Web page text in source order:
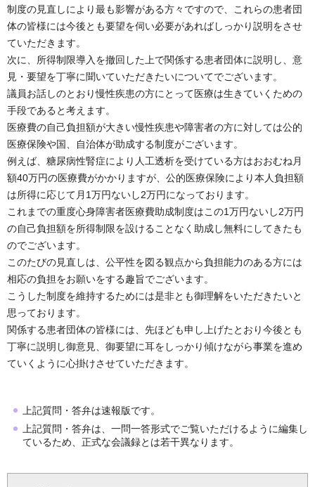
制度の見直しにより最も影響がある方々ですので、これらの患者団
体の皆様には今後とも要望を伺い必要があればしっかり説明をさせ
ていただきます。
次に、所得制限導入を撤回した上で関係する患者団体に説明し、意
見・要望を丁寧に聞いていただきたいについてでございます。
議員お話しのとおり慢性疾患の方にとって医療は生きていくための
手段であると考えます。
医療費の自己負担額が大きい慢性疾患や障害者の方に対しては公的
医療保険や国、自治体が助成する制度がございます。
例えば、糖尿病性腎症により人工透析を受けている方はおおむね月
額40万円の医療費がかかりますが、公的医療保険により本人負担額
は所得に応じて月1万円ないし2万円になっております。
これまでの重度心身障害者医療費助成制度はこの1万円ないし2万円
の自己負担額を所得制限を設けることなく助成し無料にしてきたも
のでございます。
このたびの見直しは、公平性を図る観点から負担能力のある方には
相応の負担をお願いをする趣旨でございます。
こうした制度を維持するためには是非とも御理解をいただきたいと
思っております。
関係する患者団体の皆様には、先ほども申し上げたとおり今後とも
丁寧に説明し御意見、御要望に耳をしっかり傾けながら事業を進め
ていくように心掛けさせていただきます。
上記質問・答弁は速報版です。
上記質問・答弁は、一問一答形式でご覧いただけるように編集し
ているため、正式な会議録とは若干異なります。